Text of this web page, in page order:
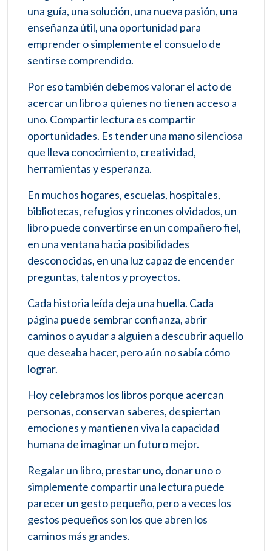
una guía, una solución, una nueva pasión, una
enseñanza útil, una oportunidad para
emprender o simplemente el consuelo de
sentirse comprendido.
Por eso también debemos valorar el acto de
acercar un libro a quienes no tienen acceso a
uno. Compartir lectura es compartir
oportunidades. Es tender una mano silenciosa
que lleva conocimiento, creatividad,
herramientas y esperanza.
En muchos hogares, escuelas, hospitales,
bibliotecas, refugios y rincones olvidados, un
libro puede convertirse en un compañero fiel,
en una ventana hacia posibilidades
desconocidas, en una luz capaz de encender
preguntas, talentos y proyectos.
Cada historia leída deja una huella. Cada
página puede sembrar confianza, abrir
caminos o ayudar a alguien a descubrir aquello
que deseaba hacer, pero aún no sabía cómo
lograr.
Hoy celebramos los libros porque acercan
personas, conservan saberes, despiertan
emociones y mantienen viva la capacidad
humana de imaginar un futuro mejor.
Regalar un libro, prestar uno, donar uno o
simplemente compartir una lectura puede
parecer un gesto pequeño, pero a veces los
gestos pequeños son los que abren los
caminos más grandes.